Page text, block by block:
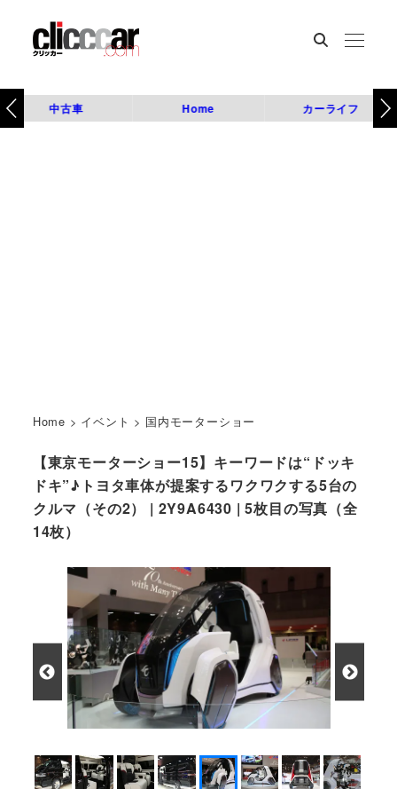
中古車 Home カーライフ
Home > イベント > 国内モーターショー
【東京モーターショー15】キーワードは“ドッキ
ドキ”♪トヨタ車体が提案するワクワクする5台の
クルマ（その2） | 2Y9A6430 | 5枚目の写真（全
14枚）